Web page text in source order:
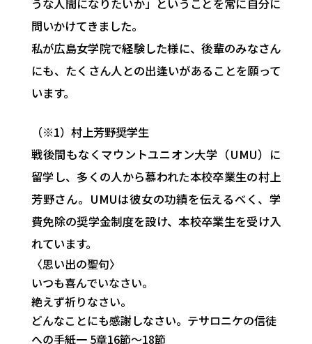
問いかけてきました。
私が広島女学院で経験した様に、後輩のみなさん
にも、たくさん人との出逢いがあることを願って
います。
（※1）村上芳野奨学生
戦後間もなくマウントユニオン大学（UMU）に
留学し、多くの人から慕われた本校卒業生の村上
芳野さん。UMUは彼女の功績を伝えるべく、学
費免除の奨学金制度を設け、本校卒業生を受け入
れています。
〈思い出の聖句〉
いつも喜んでいなさい。
絶えず祈りなさい。
どんなことにも感謝しなさい。 テサロニケの信徒
への手紙一 5章16節～18節